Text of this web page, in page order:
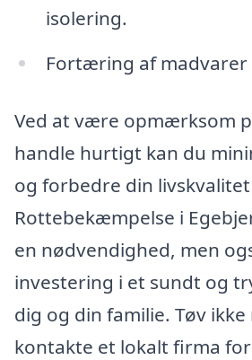
isolering.
Fortæring af madvarer
Ved at være opmærksom
handle hurtigt kan du
og forbedre din
Rottebekæmpelse i
en nødvendighed, men
investering i et sundt og
dig og din familie. Tøv ikke
kontakte et lokalt firma